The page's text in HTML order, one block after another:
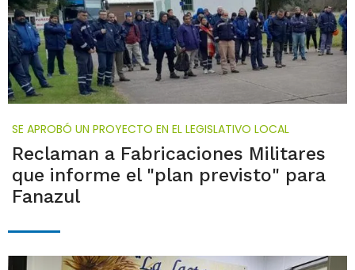
SE APROBÓ UN PROYECTO EN EL LEGISLATIVO LOCAL
Reclaman a Fabricaciones Militares
que informe el "plan previsto" para
Fanazul